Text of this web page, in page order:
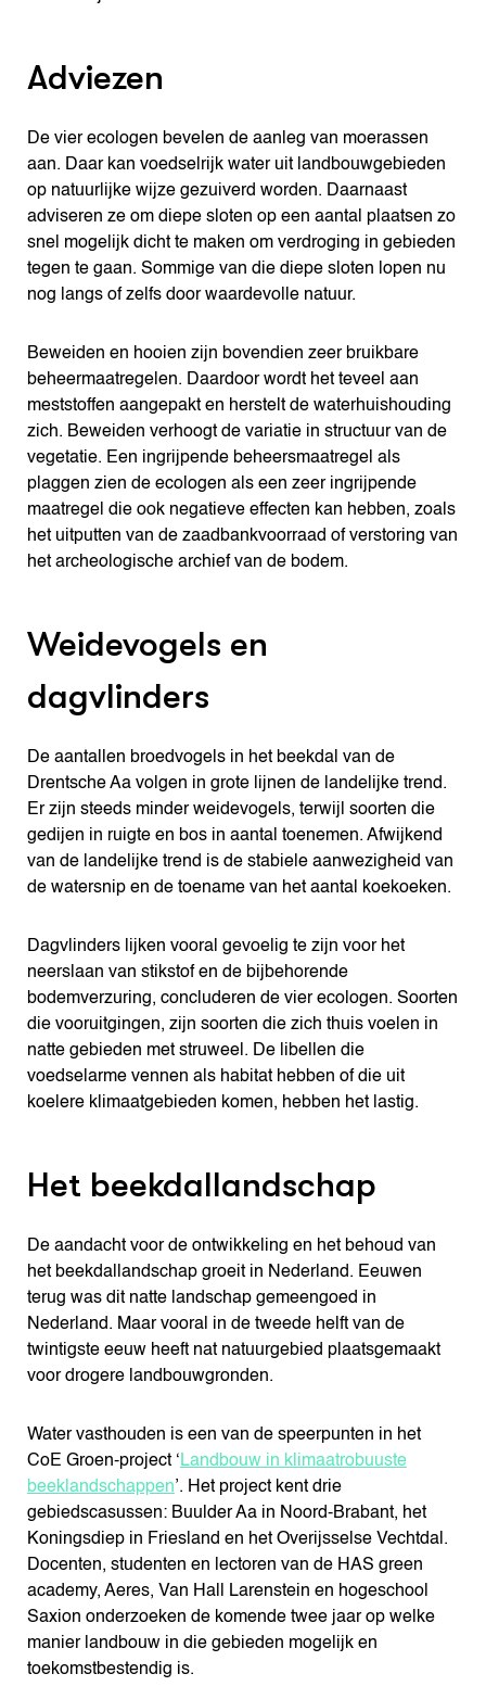
Adviezen
De vier ecologen bevelen de aanleg van moerassen
aan. Daar kan voedselrijk water uit landbouwgebieden
op natuurlijke wijze gezuiverd worden. Daarnaast
adviseren ze om diepe sloten op een aantal plaatsen zo
snel mogelijk dicht te maken om verdroging in gebieden
tegen te gaan. Sommige van die diepe sloten lopen nu
nog langs of zelfs door waardevolle natuur.
Beweiden en hooien zijn bovendien zeer bruikbare
beheermaatregelen. Daardoor wordt het teveel aan
meststoffen aangepakt en herstelt de waterhuishouding
zich. Beweiden verhoogt de variatie in structuur van de
vegetatie. Een ingrijpende beheersmaatregel als
plaggen zien de ecologen als een zeer ingrijpende
maatregel die ook negatieve effecten kan hebben, zoals
het uitputten van de zaadbankvoorraad of verstoring van
het archeologische archief van de bodem.
Weidevogels en
dagvlinders
De aantallen broedvogels in het beekdal van de
Drentsche Aa volgen in grote lijnen de landelijke trend.
Er zijn steeds minder weidevogels, terwijl soorten die
gedijen in ruigte en bos in aantal toenemen. Afwijkend
van de landelijke trend is de stabiele aanwezigheid van
de watersnip en de toename van het aantal koekoeken.
Dagvlinders lijken vooral gevoelig te zijn voor het
neerslaan van stikstof en de bijbehorende
bodemverzuring, concluderen de vier ecologen. Soorten
die vooruitgingen, zijn soorten die zich thuis voelen in
natte gebieden met struweel. De libellen die
voedselarme vennen als habitat hebben of die uit
koelere klimaatgebieden komen, hebben het lastig.
Het beekdallandschap
De aandacht voor de ontwikkeling en het behoud van
het beekdallandschap groeit in Nederland. Eeuwen
terug was dit natte landschap gemeengoed in
Nederland. Maar vooral in de tweede helft van de
twintigste eeuw heeft nat natuurgebied plaatsgemaakt
voor drogere landbouwgronden.
Water vasthouden is een van de speerpunten in het
CoE Groen-project ‘Landbouw in klimaatrobuuste
beeklandschappen’. Het project kent drie
gebiedscasussen: Buulder Aa in Noord-Brabant, het
Koningsdiep in Friesland en het Overijsselse Vechtdal.
Docenten, studenten en lectoren van de HAS green
academy, Aeres, Van Hall Larenstein en hogeschool
Saxion onderzoeken de komende twee jaar op welke
manier landbouw in die gebieden mogelijk en
toekomstbestendig is.